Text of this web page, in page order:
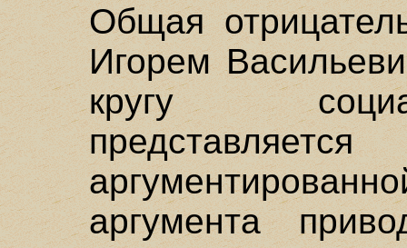
Общая
Игорем
кругу
аргумента